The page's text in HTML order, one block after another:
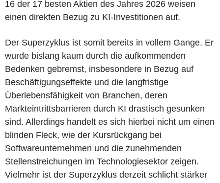
16 der 17 besten Aktien des Jahres 2026 weisen
einen direkten Bezug zu KI-Investitionen auf.
Der Superzyklus ist somit bereits in vollem Gange. Er
wurde bislang kaum durch die aufkommenden
Bedenken gebremst, insbesondere in Bezug auf
Beschäftigungseffekte und die langfristige
Überlebensfähigkeit von Branchen, deren
Markteintrittsbarrieren durch KI drastisch gesunken
sind. Allerdings handelt es sich hierbei nicht um einen
blinden Fleck, wie der Kursrückgang bei
Softwareunternehmen und die zunehmenden
Stellenstreichungen im Technologiesektor zeigen.
Vielmehr ist der Superzyklus derzeit schlicht stärker